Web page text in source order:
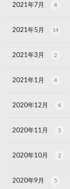
2021年7月 4
2021年5月 14
2021年3月 2
2021年1月 4
2020年12月 4
2020年11月 5
2020年10月 2
2020年9月 5